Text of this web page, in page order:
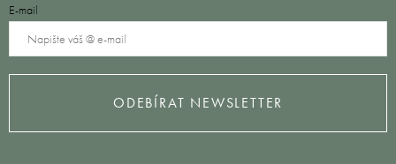
E-mail
ODEBÍRAT NEWSLETTER